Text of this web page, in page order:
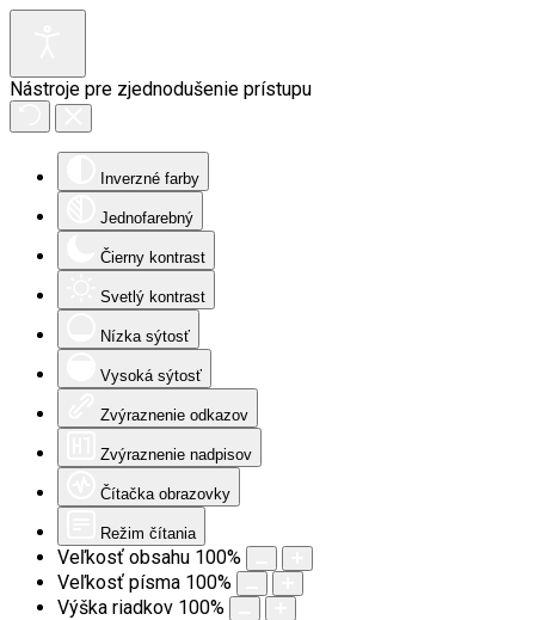
Nástroje pre zjednodušenie prístupu
Inverzné farby
Jednofarebný
Čierny kontrast
Svetlý kontrast
Nízka sýtosť
Vysoká sýtosť
Zvýraznenie odkazov
Zvýraznenie nadpisov
Čítačka obrazovky
Režim čítania
Veľkosť obsahu 100%
Veľkosť písma 100%
Výška riadkov 100%